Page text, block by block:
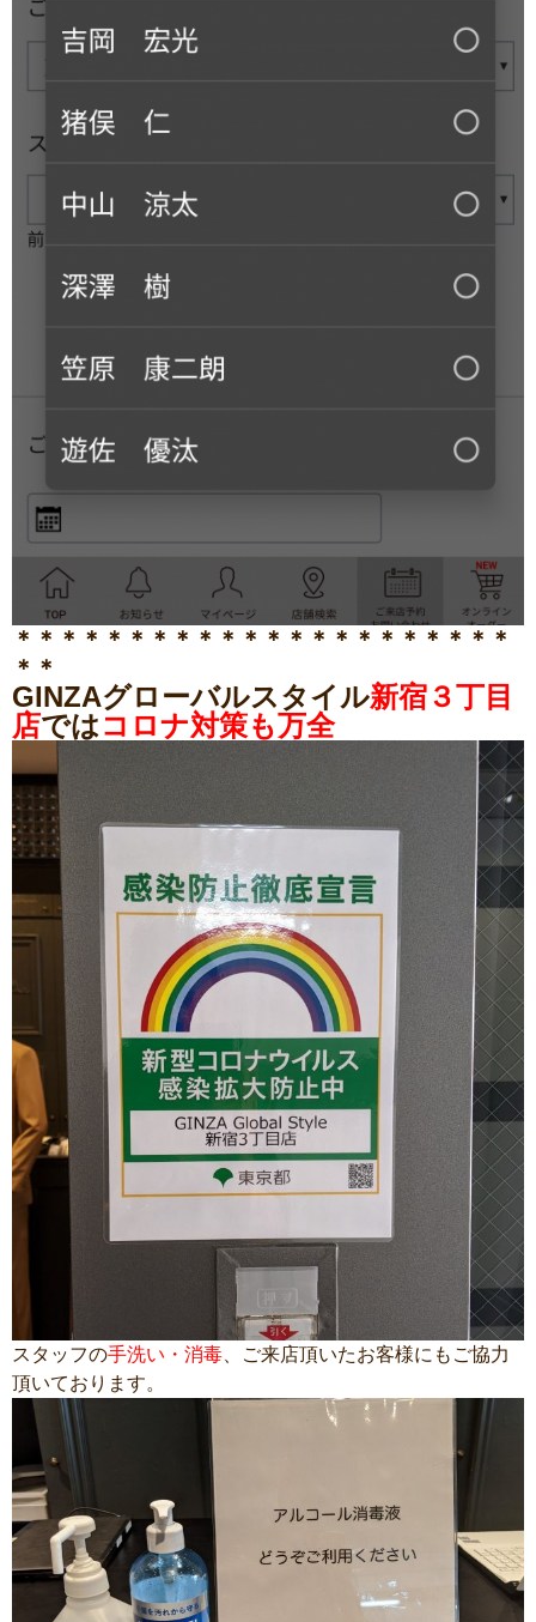
＊＊＊＊＊＊＊＊＊＊＊＊＊＊＊＊＊＊＊＊＊＊
＊＊
GINZAグローバルスタイル新宿３丁目
店ではコロナ対策も万全
スタッフの手洗い・消毒 、ご来店頂いたお客様にもご協力
頂いております。